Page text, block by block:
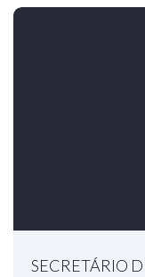
SECRETÁRIO